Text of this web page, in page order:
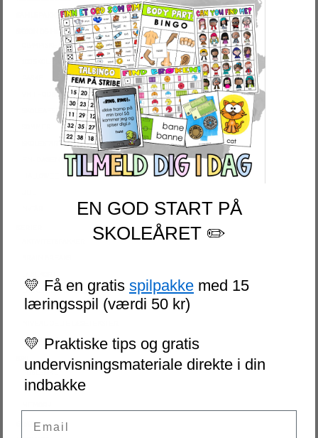
SAMLEPAKKER
SÆSON OG HØJTIDER
OLYMPISKE VINTERLEGE
100 SKOLEDAGE
VM I FODBOLD
SKOLEAFSLUTNING
SKOLESTART
LAD OS REGNE ØVEHÆFTER
ESCAPE ROOM
VI SKRIVER
PUSLESPIL
DOMINO
GRATIS
EN GOD START PÅ
SKOLEÅRET ✏️
💛 Få en gratis spilpakke med 15
læringsspil (værdi 50 kr)
💛 Praktiske tips og gratis
undervisningsmateriale direkte i din
indbakke